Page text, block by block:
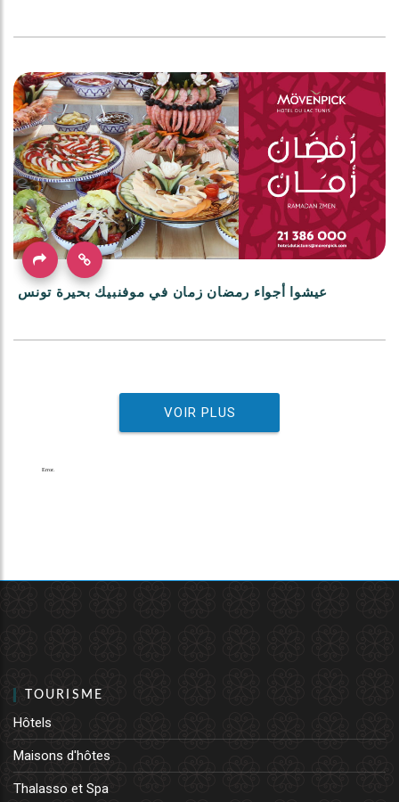
عيشوا أجواء رمضان زمان في موفنبيك بحيرة تونس
VOIR PLUS
TOURISME
Hôtels
Maisons d'hôtes
Thalasso et Spa